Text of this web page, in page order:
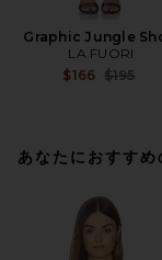
Graphic Jungle
LA FUORI
$166 Previous
$195
あなたにおすすめ